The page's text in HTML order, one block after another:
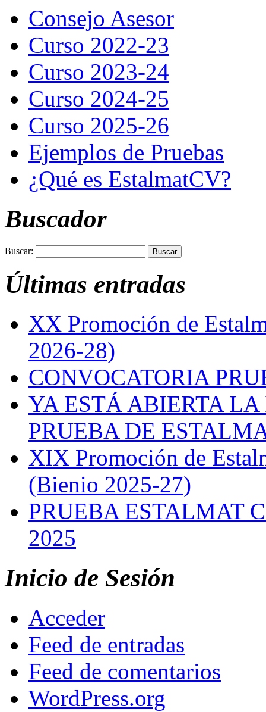
Consejo Asesor
Curso 2022-23
Curso 2023-24
Curso 2024-25
Curso 2025-26
Ejemplos de Pruebas
¿Qué es EstalmatCV?
Buscador
Buscar:
Últimas entradas
XX Promoción de
2026-28)
CONVOCATORIA
YA ESTÁ ABIERTA
PRUEBA DE
XIX Promoción de
(Bienio 2025-27)
PRUEBA ESTALMAT
2025
Inicio de Sesión
Acceder
Feed de entradas
Feed de comentarios
WordPress.org